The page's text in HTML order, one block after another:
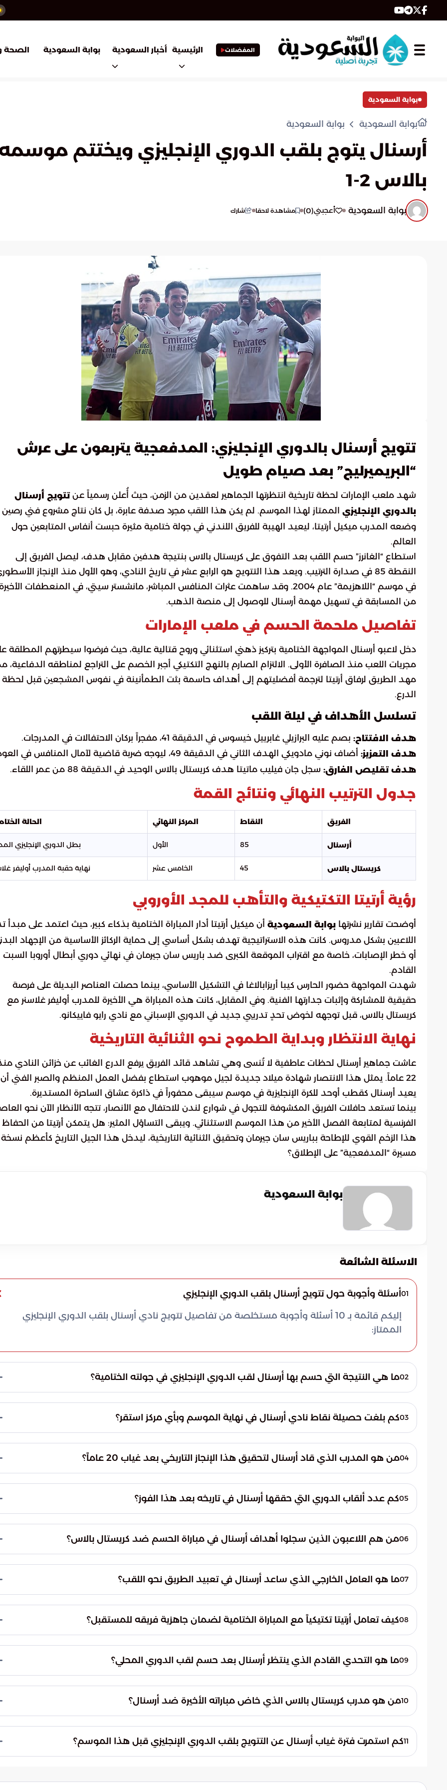
المفضلات الرئيسية أخبار السعودية بوابة السعودية الصحة
بوابة السعودية
بوابة السعودية بوابة السعودية
أرسنال يتوج بلقب الدوري الإنجليزي ويختتم
بالاس 2-1
بوابة السعودية أعجبني(
0
) مشاهدة لاحقا شارك
تتويج أرسنال بالدوري الإنجليزي: المدفعجية يتربعون على عرش
“البريميرليج” بعد صيام طويل
شهد ملعب الإمارات لحظة تاريخية انتظرتها الجماهير لعقدين من الزمن، حيث أُعلن رسمياً عنتتويج أرسنال
بالدوري الإنجليزي الممتاز لهذا الموسم. لم يكن هذا اللقب مجرد صدفة عابرة، بل كان نتاج مشروع فني رصين
وضعه المدرب ميكيل أرتيتا، ليعيد الهيبة للفريق اللندني في جولة ختامية مثيرة حبست أنفاس المتابعين حول
العالم.
استطاع “الغانرز” حسم اللقب بعد التفوق على كريستال بالاس بنتيجة هدفين مقابل هدف، ليصل الفريق إلى
النقطة 85 في صدارة الترتيب. ويعد هذا التتويج هو الرابع عشر في تاريخ النادي، وهو الأول منذ الإنجاز
في موسم “اللاهزيمة” عام 2004. وقد ساهمت عثرات المنافس المباشر، مانشستر سيتي، في المنعطفات
من المسابقة في تسهيل مهمة أرسنال للوصول إلى منصة الذهب.
تفاصيل ملحمة الحسم في ملعب الإمارات
دخل لاعبو أرسنال المواجهة الختامية بتركيز ذهني استثنائي وروح قتالية عالية، حيث فرضوا سيطرتهم المطلقة
مجريات اللعب منذ الصافرة الأولى. الالتزام الصارم بالنهج التكتيكي أجبر الخصم على التراجع لمناطقه الدفاعية،
مهد الطريق لرفاق أرتيتا لترجمة أفضليتهم إلى أهداف حاسمة بثت الطمأنينة في نفوس المشجعين قبل لحظة
الدرع.
تسلسل الأهداف في ليلة اللقب
هدف الافتتاح: بصم عليه البرازيلي غابرييل خيسوس في الدقيقة 41، مفجراً بركان الاحتفالات في المدرجات.
هدف التعزيز: أضاف نوني مادويكي الهدف الثاني في الدقيقة 49، ليوجه ضربة قاضية لآمال المنافس في العودة.
هدف تقليص الفارق: سجل جان فيليب ماتيتا هدف كريستال بالاس الوحيد في الدقيقة 88 من عمر اللقاء.
جدول الترتيب النهائي ونتائج القمة
الفريق النقاط المركز النهائي الحالة
أرسنال 85 الأول بطل الدوري الإنجليزي
كريستال بالاس 45 الخامس عشر نهاية حقبة المدرب أوليفر
رؤية أرتيتا التكتيكية والتأهب للمجد الأوروبي
أوضحت تقارير نشرتها بوابة السعودية أن ميكيل أرتيتا أدار المباراة الختامية بذكاء كبير، حيث اعتمد على مبدأ
اللاعبين بشكل مدروس. كانت هذه الاستراتيجية تهدف بشكل أساسي إلى حماية الركائز الأساسية من الإجهاد
أو خطر الإصابات، خاصة مع اقتراب الموقعة الكبرى ضد باريس سان جيرمان في نهائي دوري أبطال أوروبا السبت
القادم.
شهدت المواجهة حضور الحارس كيبا أريزابالاغا في التشكيل الأساسي، بينما حصلت العناصر البديلة على فرصة
حقيقية للمشاركة وإثبات جدارتها الفنية. وفي المقابل، كانت هذه المباراة هي الأخيرة للمدرب أوليفر غلاسنر مع
كريستال بالاس، قبل توجهه لخوض تحدٍ تدريبي جديد في الدوري الإسباني مع نادي رايو فاييكانو.
نهاية الانتظار وبداية الطموح نحو الثنائية التاريخية
عاشت جماهير أرسنال لحظات عاطفية لا تُنسى وهي تشاهد قائد الفريق يرفع الدرع الغائب عن خزائن النادي
22 عاماً. يمثل هذا الانتصار شهادة ميلاد جديدة لجيل موهوب استطاع بفضل العمل المنظم والصبر الفني أن
يعيد أرسنال كقطب أوحد للكرة الإنجليزية في موسم سيبقى محفوراً في ذاكرة عشاق الساحرة المستديرة.
بينما تستعد حافلات الفريق المكشوفة للتجول في شوارع لندن للاحتفال مع الأنصار، تتجه الأنظار الآن نحو
الفرنسية لمتابعة الفصل الأخير من هذا الموسم الاستثنائي. ويبقى التساؤل المثير: هل يتمكن أرتيتا من
هذا الزخم القوي للإطاحة بباريس سان جيرمان وتحقيق الثنائية التاريخية، ليدخل هذا الجيل التاريخ كأعظم
مسيرة “المدفعجية” على الإطلاق؟
بوابة السعودية
الاسئلة الشائعة
01أسئلة وأجوبة حول تتويج أرسنال بلقب الدوري الإنجليزي
إليكم قائمة بـ 10 أسئلة وأجوبة مستخلصة من تفاصيل تتويج نادي أرسنال بلقب الدوري الإنجليزي
الممتاز:
02ما هي النتيجة التي حسم بها أرسنال لقب الدوري الإنجليزي في جولته الختامية؟
هدفين مقابل هدف واحد (2-1)، مما مكنه من اعتلاء منصة التتويج رسمياً.03كم بلغت حصيلة نقاط نادي أرسنال في نهاية الموسم وبأي مركز استقر؟
جدول الترتيب النهائي والتتويج بلقب "البريميرليغ" بعد غياب طويل عن المنصات.04من هو المدرب الذي قاد أرسنال لتحقيق هذا الإنجاز التاريخي بعد غياب 20 عاماً؟
الفنية ومشروعه المتكامل في إعادة الهوية والمكانة التنافسية للنادي اللندني العريق.05كم عدد ألقاب الدوري التي حققها أرسنال في تاريخه بعد هذا الفوز؟
الأول للفريق منذ موسم "اللاهزيمة" الشهير في عام 2004.06من هم اللاعبون الذين سجلوا أهداف أرسنال في مباراة الحسم ضد كريستال بالاس؟
نوني مادويكي الهدف الثاني في الدقيقة 49 من زمن المباراة.07ما هو العامل الخارجي الذي ساعد أرسنال في تعبيد الطريق نحو اللقب؟
المسابقة دوراً حاسماً في منح "الغانرز" الفرصة للانفراد بالصدارة وحسم الدرع.08كيف تعامل أرتيتا تكتيكياً مع المباراة الختامية لضمان جاهزية فريقه للمستقبل؟
حماية الركائز الأساسية من الإجهاد قبل خوض نهائي دوري أبطال أوروبا.09ما هو التحدي القادم الذي ينتظر أرسنال بعد حسم لقب الدوري المحلي؟
مع نادي باريس سان جيرمان الفرنسي في العاصمة باريس سعياً لتحقيق الثنائية.10من هو مدرب كريستال بالاس الذي خاض مباراته الأخيرة ضد أرسنال؟
عن النادي اللندني ليتولى مهمة تدريبية جديدة مع نادي رايو فاييكانو الإسباني. 11كم استمرت فترة غياب أرسنال عن التتويج بلقب الدوري الإنجليزي قبل هذا الموسم؟